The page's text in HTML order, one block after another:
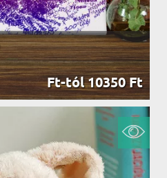
Ft-tól 10350 Ft